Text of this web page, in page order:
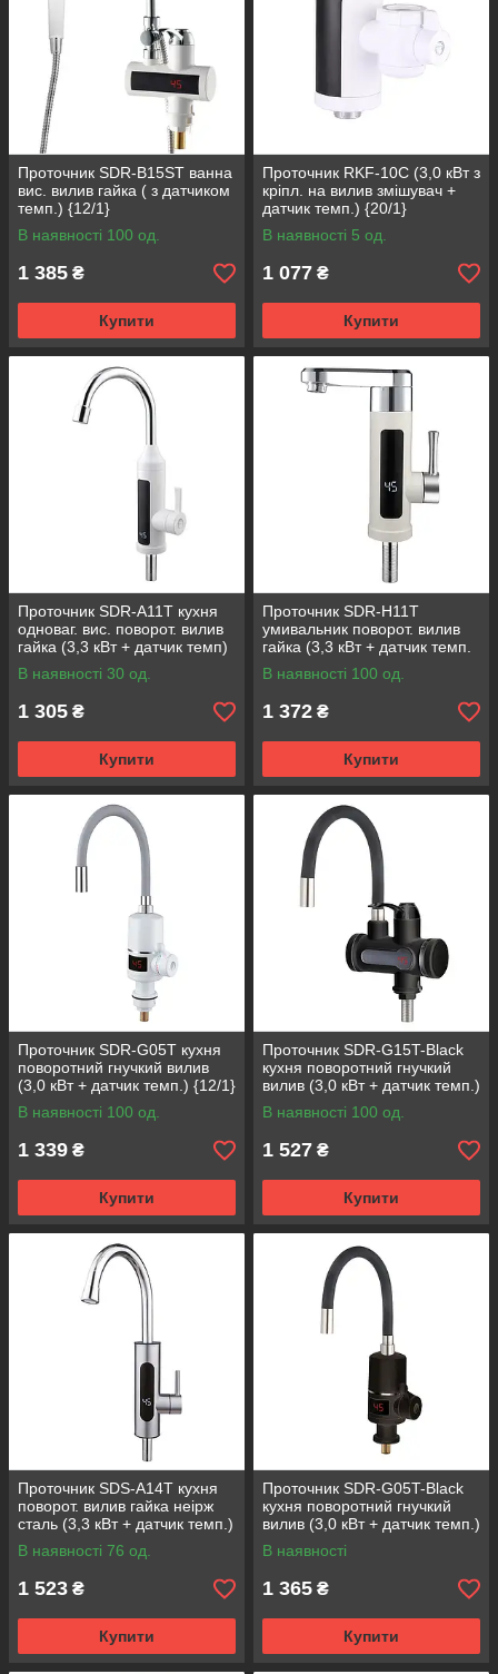
Проточник SDR-B15ST ванна
вис. вилив гайка ( з датчиком
темп.) {12/1}
В наявності 100 од.
1 385 ₴
Купити
Проточник RKF-10C (3,0 кВт з
кріпл. на вилив змішувач +
датчик темп.) {20/1}
В наявності 5 од.
1 077 ₴
Купити
Проточник SDR-A11T кухня
одноваг. вис. поворот. вилив
гайка (3,3 кВт + датчик темп)
Anadre12/1és
В наявності 30 од.
1 305 ₴
Купити
Проточник SDR-H11T
умивальник поворот. вилив
гайка (3,3 кВт + датчик темп.
{10/1}
В наявності 100 од.
1 372 ₴
Купити
Проточник SDR-G05T кухня
поворотний гнучкий вилив
(3,0 кВт + датчик темп.) {12/1}
В наявності 100 од.
1 339 ₴
Купити
Проточник SDR-G15T-Black
кухня поворотний гнучкий
вилив (3,0 кВт + датчик темп.)
{10/1}
В наявності 100 од.
1 527 ₴
Купити
Проточник SDS-A14T кухня
поворот. вилив гайка неірж
сталь (3,3 кВт + датчик темп.)
{10/1}
В наявності 76 од.
1 523 ₴
Купити
Проточник SDR-G05T-Black
кухня поворотний гнучкий
вилив (3,0 кВт + датчик темп.)
{12/1}
В наявності
1 365 ₴
Купити